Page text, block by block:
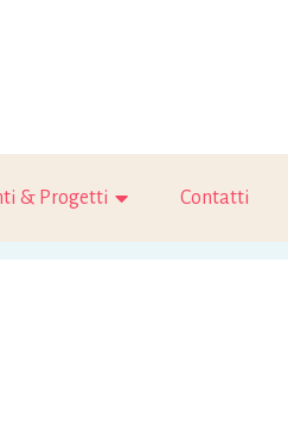
& Progetti Contatti